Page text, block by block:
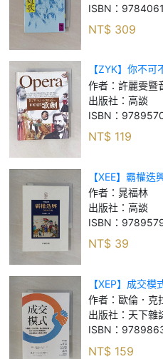
ISBN：
NT$ 309
【ZYK】你不
音樂企劃小組/
作者： 許麗雯暨
出版社： 高談
ISBN：
NT$ 119
【XEE】霸權
作者： 晁福林
出版社： 高談
ISBN：
NT$ 39
【XEP】成交
位階，從日常談
我要買_歐倫．克
作者： 歐倫．克
出版社： 天下雜
ISBN：
NT$ 159